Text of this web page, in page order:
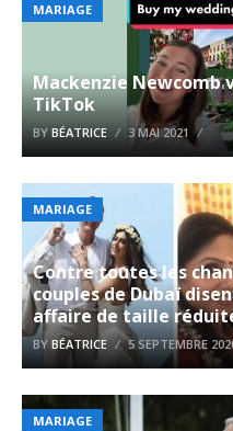
MARIAGE
Mackenzie Newcomb
TikTok
BY BÉATRICE 3 MAI 2021
MARIAGE
Contre toutes les
couples de Dubaï
affaire de taille
BYBÉATRICE 5 SEPTEMBRE
MARIAGE